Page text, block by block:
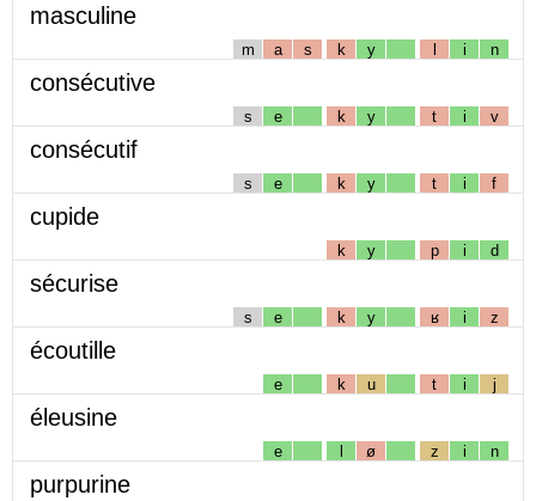
masculine
m a s k y l i n
consécutive
s e k y t i v
consécutif
s e k y t i f
cupide
k y p i d
sécurise
s e k y ʁ i z
écoutille
e k u t i j
éleusine
e l ø z i n
purpurine